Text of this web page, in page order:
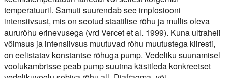
temperatuuril. Samuti suurendab see implosiooni
intensiivsust, mis on seotud staatilise rõhu ja mullis oleva
aururõhu erinevusega (vrd Vercet et al. 1999). Kuna ultraheli
võimsus ja intensiivsus muutuvad rõhu muutustega kiiresti,
on eelistatav konstantse rõhuga pump. Vedeliku suunamisel
voolukambrisse peab pump suutma käsitleda konkreetset